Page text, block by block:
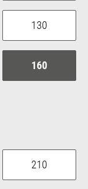
130
160
210